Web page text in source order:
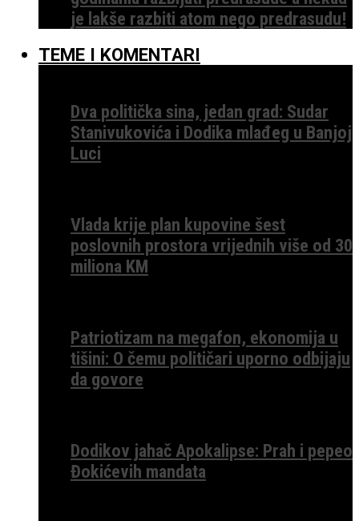
je lakše razbiti atom nego predrasudu!
TEME I KOMENTARI
Dva politička sina, jedan grad: Sudar
Stanivukovića i Dodika mlađeg u Banjoj
Luci
Vlada krije plan kupovine šest
poslovnih prostora vrijednih više od 30
miliona KM
Patriotizam na megafon, ekonomija u
tišini: O čemu političari uporno odbijaju
da govore
Dodikov jahač Apokalipse: Prah i pepeo
Đokićevih mandata